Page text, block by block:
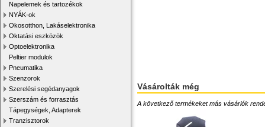
Napelemek és tartozékok
NYÁK-ok
Okosotthon, Lakáselektronika
Oktatási eszközök
Optoelektronika
Peltier modulok
Pneumatika
Szenzorok
Szerelési segédanyagok
Szerszám és forrasztás
Tápegységek, Adapterek
Tranzisztorok
Vásárolták még
A következő termékeket más vásárlók